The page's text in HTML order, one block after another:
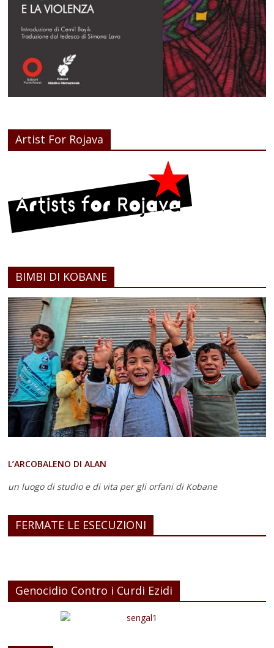
Artist For Rojava
BIMBI DI KOBANE
L’ARCOBALENO DI ALAN
un luogo di studio e di vita per gli orfani di Kobane
FERMATE LE ESECUZIONI
Genocidio Contro i Curdi Ezidi